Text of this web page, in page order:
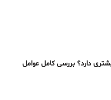
دارد؟ بررسی کامل عوامل